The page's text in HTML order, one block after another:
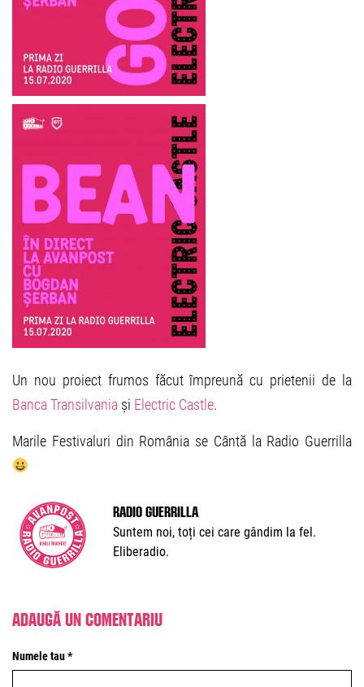
Un nou proiect frumos făcut împreună cu prietenii de la
Banca Transilvania și Electric Castle.
Marile Festivaluri din România se Cântă la Radio Guerrilla
Radio Guerrilla
Suntem noi, toți cei care gândim la fel.
Eliberadio.
Adaugă un comentariu
Numele tau *